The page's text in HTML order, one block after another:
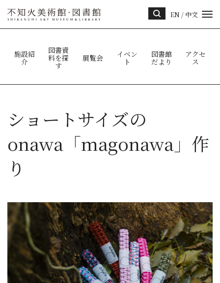
ト内
EN / 中文
施設紹
介
図書資
料を探
す
展覧会
イベン
ト
図書館
だより
アクセ
ス
ショートサイズの
onawa「magonawa」作
り